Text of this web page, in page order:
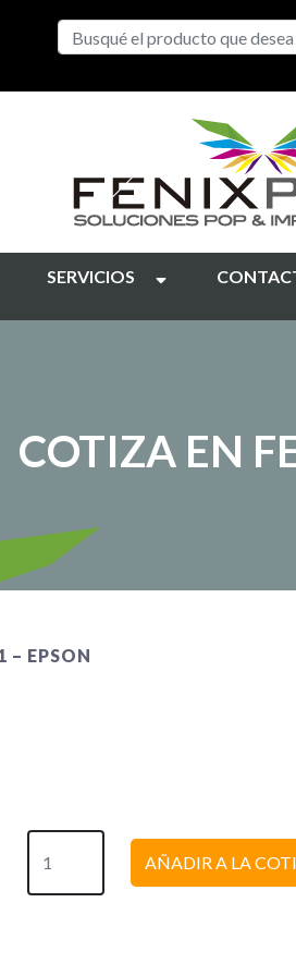
SERVICIOS
COTIZA EN
– EPSON
AÑADIR A LA